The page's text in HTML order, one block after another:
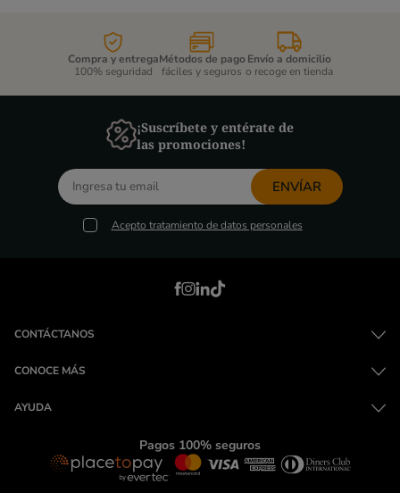
Compra y entrega
100% seguridad
Métodos de pago
fáciles y seguros
Envío a domicilio
o recoge en tienda
¡Suscríbete y entérate de
las promociones!
ENVÍAR
Acepto tratamiento de datos personales
CONTÁCTANOS
CONOCE MÁS
AYUDA
Pagos 100% seguros